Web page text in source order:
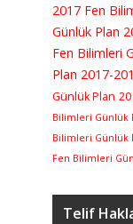
2017 Fen
Günlük Plan
Fen Bilimleri
Plan 2017-
Günlük Plan
Bilimleri Günlük
Bilimleri Günlük
Fen Bilimleri
Telif